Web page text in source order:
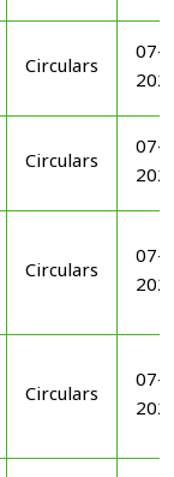
Circulars
07-
Circulars
07-
Circulars
07-
Circulars
07-